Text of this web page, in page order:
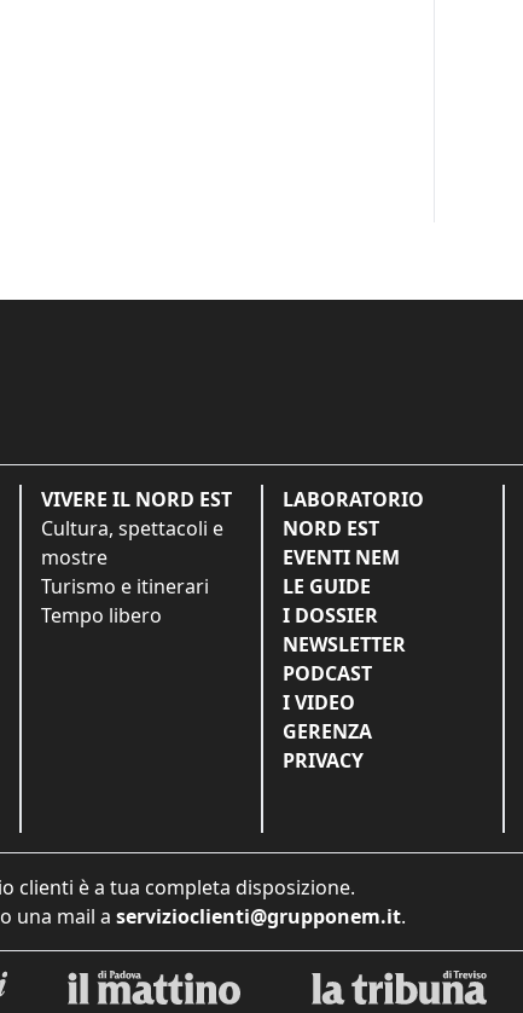
VIVERE IL NORD EST
Cultura, spettacoli e
mostre
Turismo e itinerari
Tempo libero
LABORATORIO
NORD EST
EVENTI NEM
LE GUIDE
I DOSSIER
NEWSLETTER
PODCAST
I VIDEO
GERENZA
PRIVACY
clienti è a tua completa disposizione.
una mail a servizioclienti@grupponem.it.